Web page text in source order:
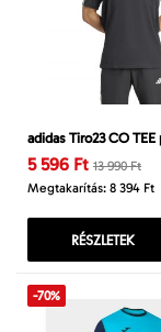
adidas Tiro23 CO TEE
5 596 Ft 13 990 Ft
Megtakarítás: 8 394 Ft
RÉSZLETEK
-70%